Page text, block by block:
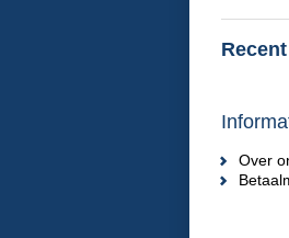
Over